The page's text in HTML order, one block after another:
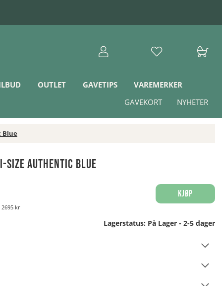
OUTLET GAVETIPS
VAREMERKER
NYHETER
GAVEKORT
Blue
I-Size Authentic Blue
2695 kr
Kjøp
Lagerstatus: På Lager - 2-5 dager